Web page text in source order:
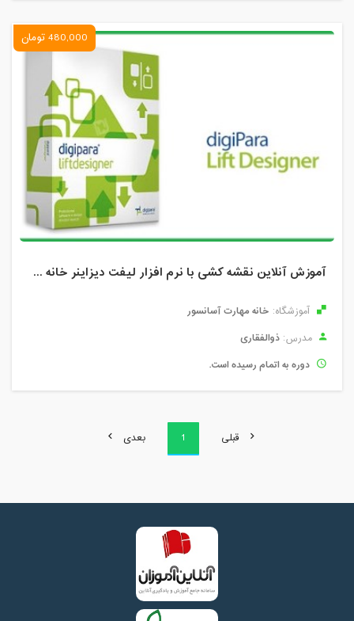
480,000 تومان
آموزش آنلاین نقشه کشی با نرم افزار لیفت دیزاینر خانه مهارت آسانسور
آموزشگاه: خانه مهارت آسانسور
مدرس: ذوالفقاری
دوره به اتمام رسیده است.
قبلی 1 بعدی